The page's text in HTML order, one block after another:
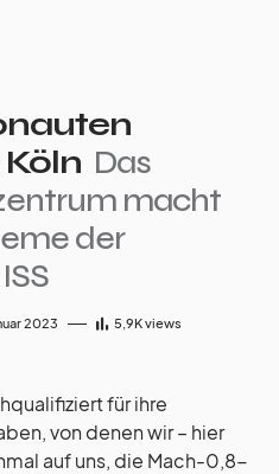
Das
macht
der
2023 5,9Kviews
für ihre
von denen wir – hier
auf uns, die Mach-0,8-